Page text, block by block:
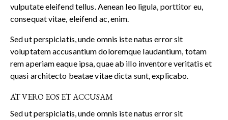
vulputate eleifend tellus. Aenean leo ligula, porttitor eu,
consequat vitae, eleifend ac, enim.
Sed ut perspiciatis, unde omnis iste natus error sit
voluptatem accusantium doloremque laudantium, totam
rem aperiam eaque ipsa, quae ab illo inventore veritatis et
quasi architecto beatae vitae dicta sunt, explicabo.
AT VERO EOS ET ACCUSAM
Sed ut perspiciatis, unde omnis iste natus error sit